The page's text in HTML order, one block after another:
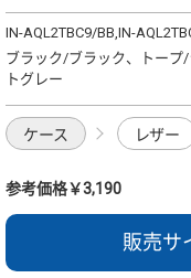
IN-AQL2TBC9/BB,IN-
ブラック/ブラック、トープ
トグレー
ケース レザー
参考価格￥3,190
販売サ